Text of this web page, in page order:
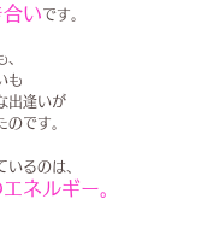
いです。
も
出逢いが
のです。
いるのは、
ネルギー。